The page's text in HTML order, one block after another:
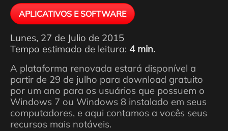
APLICATIVOS E SOFTWARE
Lunes, 27 de Julio de 2015
Tempo estimado de leitura: 4 min.
A plataforma renovada estará disponível a
partir de 29 de julho para download gratuito
por um ano para os usuários que possuem o
Windows 7 ou Windows 8 instalado em seus
computadores, e aqui contamos a vocês seus
recursos mais notáveis.